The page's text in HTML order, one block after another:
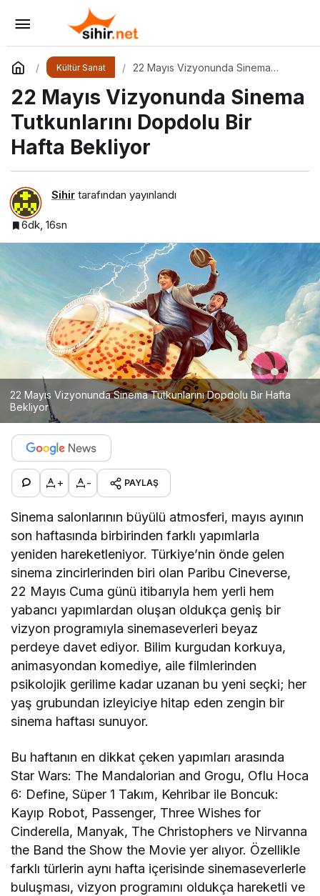
Kültür Sanat
22 Mayıs Vizyonunda Sinema
Bekliyor
22 Mayıs Vizyonunda Sinema
Tutkunlarını Dopdolu Bir
Hafta Bekliyor
Sihir tarafından yayınlandı
6dk, 16sn
22 Mayıs Vizyonunda Sinema Tutkunlarını Dopdolu Bir Hafta
Bekliyor
+ - PAYLAŞ
Sinema salonlarının büyülü atmosferi, mayıs ayının
son haftasında birbirinden farklı yapımlarla
yeniden hareketleniyor. Türkiye’nin önde gelen
sinema zincirlerinden biri olan Paribu Cineverse,
22 Mayıs Cuma günü itibarıyla hem yerli hem
yabancı yapımlardan oluşan oldukça geniş bir
vizyon programıyla sinemaseverleri beyaz
perdeye davet ediyor. Bilim kurgudan korkuya,
animasyondan komediye, aile filmlerinden
psikolojik gerilime kadar uzanan bu yeni seçki; her
yaş grubundan izleyiciye hitap eden zengin bir
sinema haftası sunuyor.
Bu haftanın en dikkat çeken yapımları arasında
Star Wars: The Mandalorian and Grogu, Oflu Hoca
6: Define,Süper 1 Takım, Kehribar ile Boncuk:
Kayıp Robot, Passenger, Three Wishes for
Cinderella, Manyak, The Christophers ve Nirvanna
the Band the Show the Movie yer alıyor. Özellikle
farklı türlerin aynı hafta içerisinde sinemaseverlerle
buluşması, vizyon programını oldukça hareketli ve
Beyoğlu’nun Kalbinde Bir Sanat Vahası
Yorum Yap